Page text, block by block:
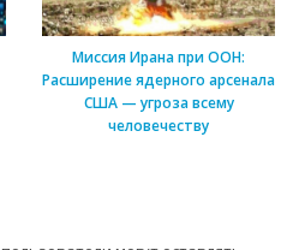
Миссия Ирана при ООН:
Расширение ядерного арсенала
США — угроза всему
человечеству